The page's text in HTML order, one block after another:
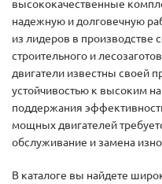
высококачественные
надежную и долговечную
из лидеров в производстве
строительного и
двигатели известны своей
устойчивостью к высоким
поддержания
мощных двигателей
обслуживание и замена
В каталоге вы найдете